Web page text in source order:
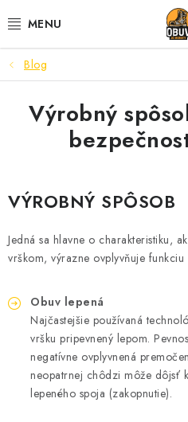
na
PRACOVNÁ A BEZPEČNOSTNÁ
VOĽNOČASOVÁ OBUV
VLOŽKY
IMPREGNÁCIA A OCHRANA
BEZPEČNOSTNÉ NORMY A
BLOG
KONTAKT
Blog
Výrobný
VÝROBNÝ SPÔSOB
Jedná sa hlavne o charakteristiku,
vrškom, výrazne ovplyvňuje
Obuv lepená
Najčastejšie používaná
vršku pripevnený lepom.
negatívne ovplyvnená
neopatrnej chôdzi môže dôjsť
lepeného spoja (zakopnutie).